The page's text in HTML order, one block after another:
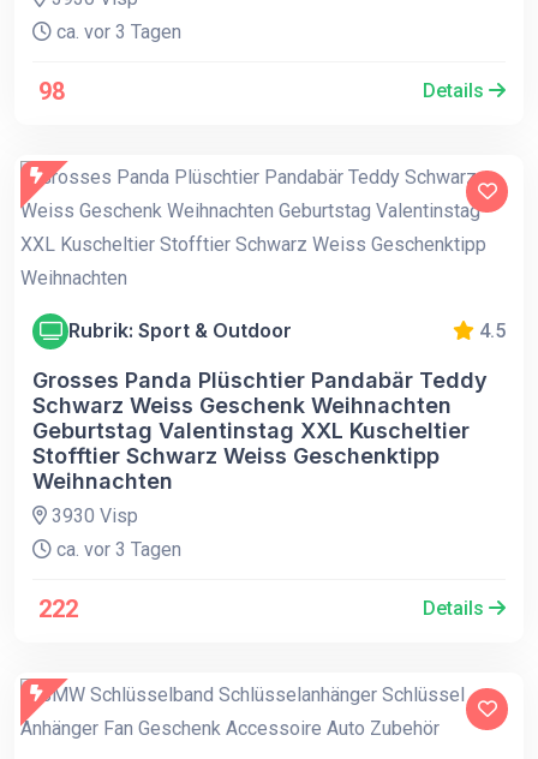
ca. vor 3 Tagen
98 Details
Rubrik: Sport & Outdoor 4.5
Grosses Panda Plüschtier Pandabär Teddy
Schwarz Weiss Geschenk Weihnachten
Geburtstag Valentinstag XXL Kuscheltier
Stofftier Schwarz Weiss Geschenktipp
Weihnachten
3930 Visp
ca. vor 3 Tagen
222 Details